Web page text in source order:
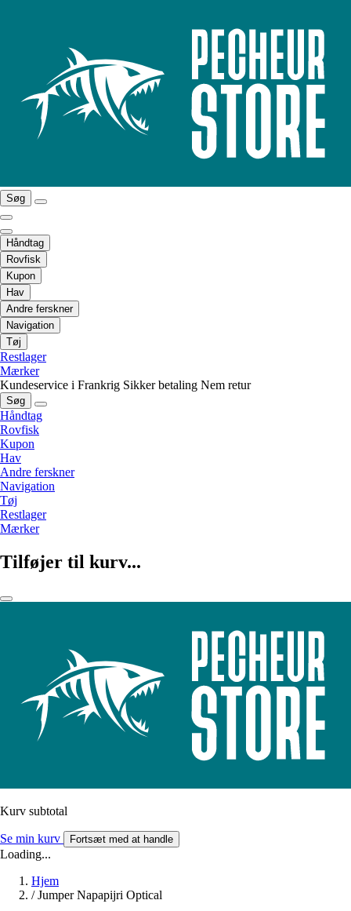
Søg
Håndtag
Rovfisk
Kupon
Hav
Andre ferskner
Navigation
Tøj
Restlager
Mærker
Kundeservice i Frankrig Sikker betaling Nem retur
Søg
Håndtag
Rovfisk
Kupon
Hav
Andre ferskner
Navigation
Tøj
Restlager
Mærker
Tilføjer til kurv...
Kurv subtotal
Se min kurv Fortsæt med at handle
Loading...
Hjem
/ Jumper Napapijri Optical